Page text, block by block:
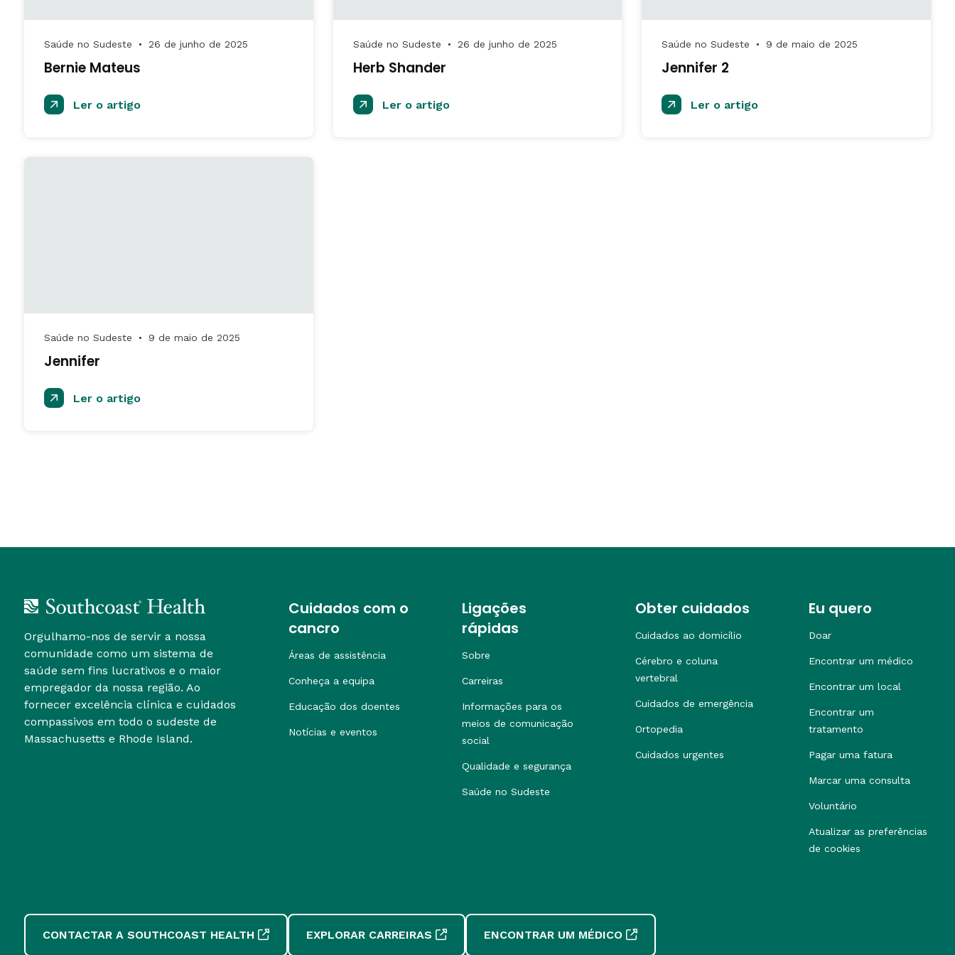
Saúde no Sudeste ● 26 de junho de 2025
Bernie Mateus
Ler o artigo
Saúde no Sudeste ● 26 de junho de 2025
Herb Shander
Ler o artigo
Saúde no Sudeste ● 9 de maio de 2025
Jennifer 2
Ler o artigo
Saúde no Sudeste ● 9 de maio de 2025
Jennifer
Ler o artigo
Orgulhamo-nos de servir a nossa
comunidade como um sistema de
saúde sem fins lucrativos e o maior
empregador da nossa região. Ao
fornecer excelência clínica e cuidados
compassivos em todo o sudeste de
Massachusetts e Rhode Island.
Cuidados com o
cancro
Áreas de assistência
Conheça a equipa
Educação dos doentes
Notícias e eventos
Ligações
rápidas
Sobre
Carreiras
Informações para os
meios de comunicação
social
Qualidade e segurança
Saúde no Sudeste
Obter cuidados
Cuidados ao domicílio
Cérebro e coluna
vertebral
Cuidados de emergência
Ortopedia
Cuidados urgentes
Eu quero
Doar
Encontrar um médico
Encontrar um local
Encontrar um
tratamento
Pagar uma fatura
Marcar uma consulta
Voluntário
Atualizar as preferências
de cookies
CONTACTAR A SOUTHCOAST HEALTH EXPLORAR CARREIRAS ENCONTRAR UM MÉDICO